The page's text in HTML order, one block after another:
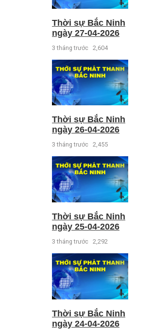
Thời sự Bắc Ninh
ngày 27-04-2026
3 tháng trước 2,604
Thời sự Bắc Ninh
ngày 26-04-2026
3 tháng trước 2,455
Thời sự Bắc Ninh
ngày 25-04-2026
3 tháng trước 2,292
Thời sự Bắc Ninh
ngày 24-04-2026